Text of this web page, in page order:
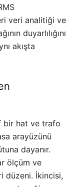
veri analitiği ve
duyarlılığını
akışta
bir hat ve trafo
arayüzünü
dayanır.
ölçüm ve
düzeni. İkincisi,